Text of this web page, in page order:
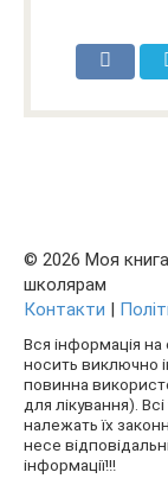
© 2026 Моя
школярам
Контакти |
Вся інформація на
носить виключно
повинна
для лікування).
належать їх
несе
інформації!!!